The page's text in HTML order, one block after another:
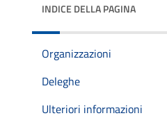
INDICE DELLA PAGINA
Organizzazioni
Deleghe
Ulteriori informazioni